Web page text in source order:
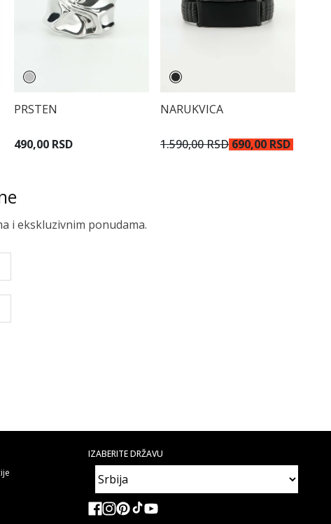
PRSTEN
490,00 RSD
NARUKVICA
1.590,00 RSD 690,00 RSD
i ekskluzivnim ponudama.
IZABERITE DRŽAVU